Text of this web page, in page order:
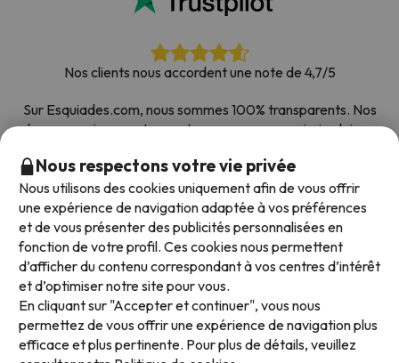
Nos clients nous accordent une note de 4,7/5
Sur Esquiades.com, nous sommes 100% transparents. Nos
réseaux sociaux sont ouverts pour que vous puissiez laisser
sur le web proviennent de vrais clients.
Comptez sur nous|Plus de 700 000 personnes ont
réservé leur séjour au ski avec Esquiades.com
Modes de paiement disponibles
Nous respectons votre vie privée
Nous utilisons des cookies uniquement afin de vous offrir
une expérience de navigation adaptée à vos préférences
et de vous présenter des publicités personnalisées en
fonction de votre profil. Ces cookies nous permettent
d’afficher du contenu correspondant à vos centres d’intérêt
et d’optimiser notre site pour vous.
En cliquant sur "Accepter et continuer", vous nous
permettez de vous offrir une expérience de navigation plus
efficace et plus pertinente. Pour plus de détails, veuillez